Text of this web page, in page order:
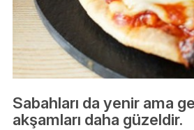
Sabahları da yenir ama
akşamları daha güzeldir.